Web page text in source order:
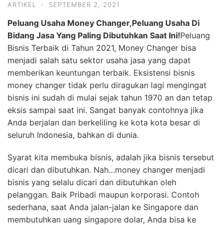
ARTIKEL · SEPTEMBER 2, 2021
Peluang Usaha Money Changer,Peluang Usaha Di
Bidang Jasa Yang Paling Dibutuhkan Saat Ini!Peluang
Bisnis Terbaik di Tahun 2021, Money Changer bisa
menjadi salah satu sektor usaha jasa yang dapat
memberikan keuntungan terbaik. Eksistensi bisnis
money changer tidak perlu diragukan lagi mengingat
bisnis ini sudah di mulai sejak tahun 1970 an dan tetap
eksis sampai saat ini. Sangat banyak contohnya jika
Anda berjalan dan berkeliling ke kota kota besar di
seluruh Indonesia, bahkan di dunia.
Syarat kita membuka bisnis, adalah jika bisnis tersebut
dicari dan dibutuhkan. Nah…money changer menjadi
bisnis yang selalu dicari dan dibutuhkan oleh
pelanggan. Baik Pribadi maupun korporasi. Contoh
sederhana, saat Anda jalan-jalan ke Singapore dan
membutuhkan uang singapore dolar, Anda bisa ke